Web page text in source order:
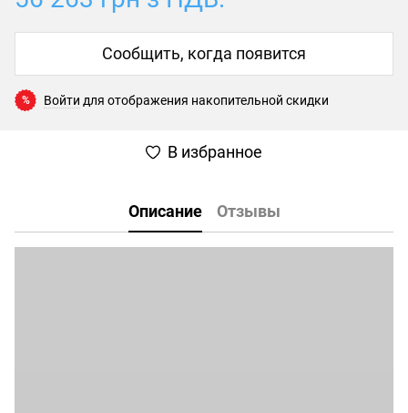
Сообщить, когда появится
% Войти для отображения накопительной скидки
В избранное
Описание Отзывы